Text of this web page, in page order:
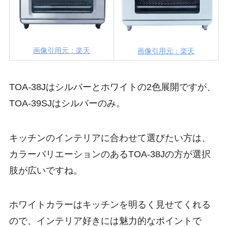
画像引用元：楽天 画像引用元：楽天
TOA-38Jはシルバーとホワイトの2色展開ですが、
TOA-39SJはシルバーのみ。
キッチンのインテリアに合わせて選びたい方は、
カラーバリエーションのあるTOA-38Jの方が選択
肢が広いですね。
ホワイトカラーはキッチンを明るく見せてくれる
ので、インテリア好きには魅力的なポイントで